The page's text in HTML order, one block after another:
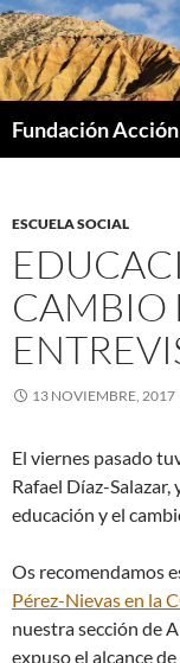
Saltar
al
contenido
Fundación
ESCUELA SOCIAL
CAMBIO
13 NOVIEMBRE, 2017
El viernes pasado
Rafael Díaz-
educación y el
Os recomendamos
Pérez-Nievas en la
nuestra sección de
expuso el alcance